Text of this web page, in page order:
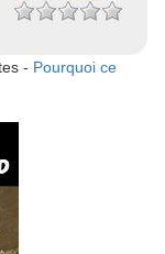
- Pourquoi ce